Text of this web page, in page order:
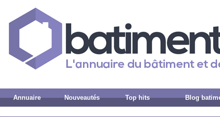
Annuaire Nouveautés Top hits Blog